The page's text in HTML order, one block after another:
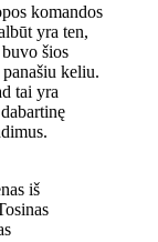
komandos
yra ten,
šios
keliu.
tai yra
iš